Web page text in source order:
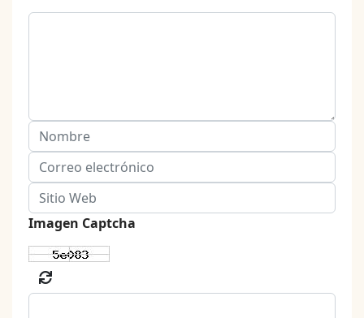
Imagen Captcha